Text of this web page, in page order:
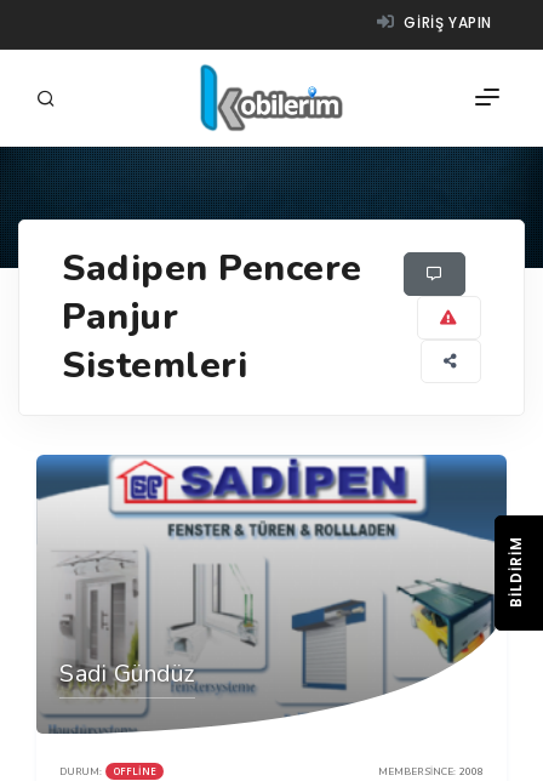
GIRIŞ YAPIN
ÜRÜNLER
NASIL ÇALIŞIR?
Sadipen Pencere
Panjur
Sistemleri
Sadi Gündüz
DURUM: OFFLINE MEMBER SINCE: 2008
BILDIRIM